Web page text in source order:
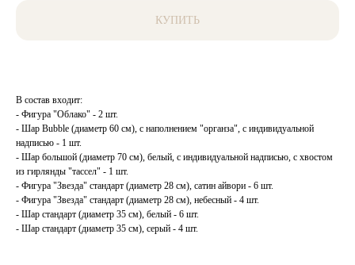
КУПИТЬ
В состав входит:
- Фигура "Облако" - 2 шт.
- Шар Bubble (диаметр 60 см), с наполнением "органза", с индивидуальной
надписью - 1 шт.
- Шар большой (диаметр 70 см), белый, с индивидуальной надписью, с хвостом
из гирлянды "тассел" - 1 шт.
- Фигура "Звезда" стандарт (диаметр 28 см), сатин айвори - 6 шт.
- Фигура "Звезда" стандарт (диаметр 28 см), небесный - 4 шт.
- Шар стандарт (диаметр 35 см), белый - 6 шт.
- Шар стандарт (диаметр 35 см), серый - 4 шт.